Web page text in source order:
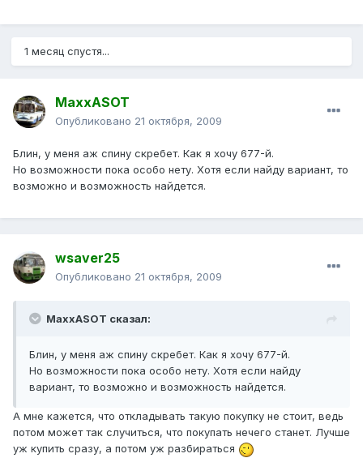
1 месяц спустя...
MaxxASOT
Опубликовано 21 октября, 2009
Блин, у меня аж спину скребет. Как я хочу 677-й.
Но возможности пока особо нету. Хотя если найду вариант, то
возможно и возможность найдется.
wsaver25
Опубликовано 21 октября, 2009
MaxxASOT сказал:
Блин, у меня аж спину скребет. Как я хочу 677-й.
Но возможности пока особо нету. Хотя если найду
вариант, то возможно и возможность найдется.
А мне кажется, что откладывать такую покупку не стоит, ведь
потом может так случиться, что покупать нечего станет. Лучше
уж купить сразу, а потом уж разбираться